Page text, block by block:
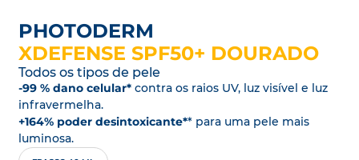
PHOTODERM
XDEFENSE SPF50+ DOURADO
Todos os tipos de pele
-99 % dano celular* contra os raios UV, luz visível e luz
infravermelha.
+164% poder desintoxicante** para uma pele mais
luminosa.